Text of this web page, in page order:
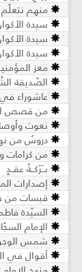
منهم نتعلّم
سيدة
سيدة
سيدة
معز
الصّديقة
عاشوراء
من قصص
نعوت
دروسٌ من
من كرامات
بــَرَكــةُ عقــدٍ
إصدارات
قبسات من
السيّدة
الإمام
شمس
أقوال في